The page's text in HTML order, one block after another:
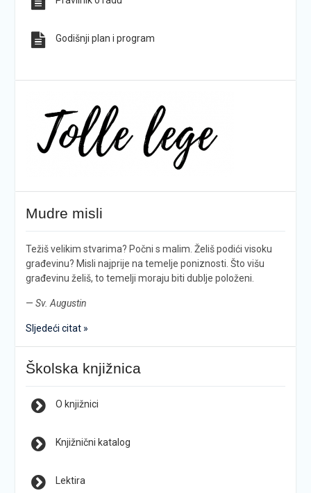
Godišnji plan i program
Mudre misli
Težiš velikim stvarima? Počni s malim. Želiš podići visoku
građevinu? Misli najprije na temelje poniznosti. Što višu
građevinu želiš, to temelji moraju biti dublje položeni.
— Sv. Augustin
Sljedeći citat »
Školska knjižnica
O knjižnici
Knjižnični katalog
Lektira